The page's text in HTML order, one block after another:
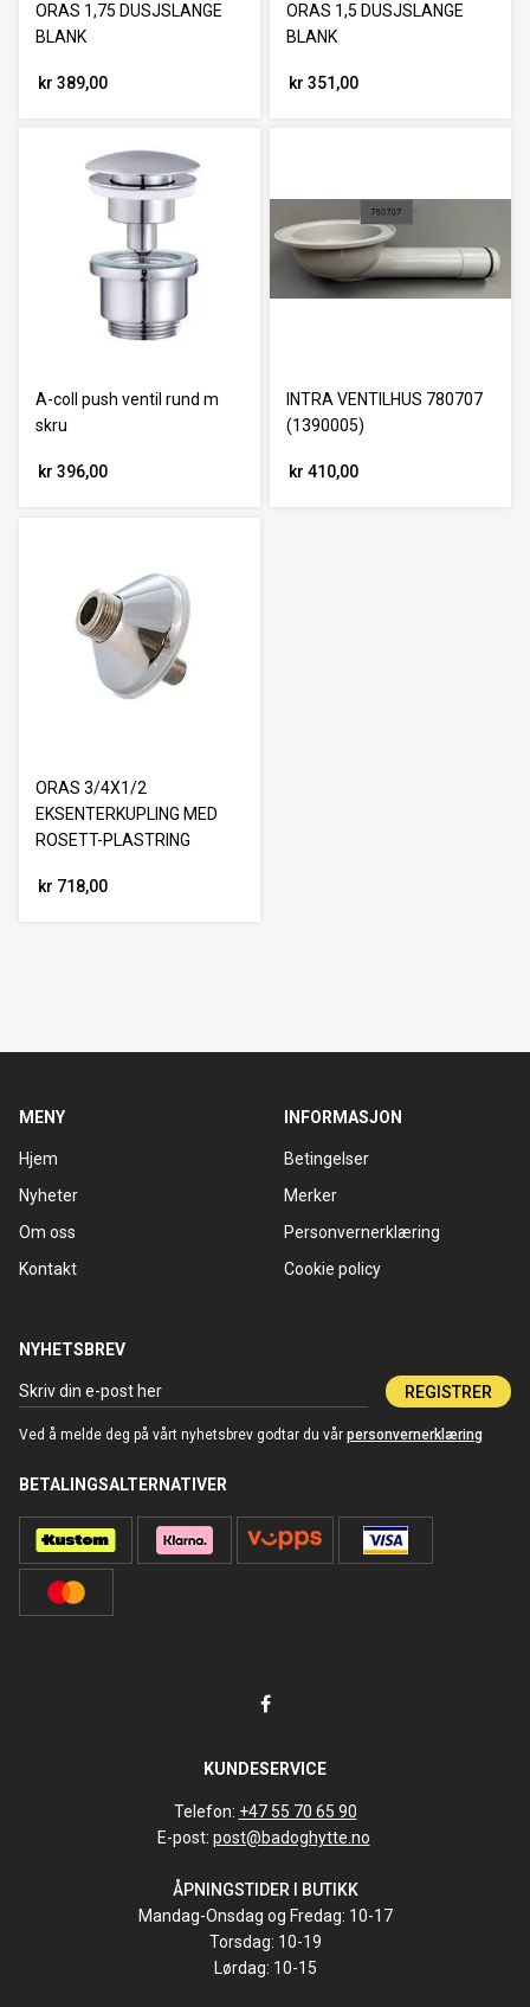
ORAS 1,75 DUSJSLANGE
BLANK
kr 389,00
ORAS 1,5 DUSJSLANGE
BLANK
kr 351,00
A-coll push ventil rund m
skru
kr 396,00
INTRA VENTILHUS 780707
(1390005)
kr 410,00
ORAS 3/4X1/2
EKSENTERKUPLING MED
ROSETT-PLASTRING
kr 718,00
MENY
Hjem
Nyheter
Om oss
Kontakt
INFORMASJON
Betingelser
Merker
Personvernerklæring
Cookie policy
NYHETSBREV
REGISTRER
Ved å melde deg på vårt nyhetsbrev godtar du vår personvernerklæring
BETALINGSALTERNATIVER
KUNDESERVICE
Telefon: +47 55 70 65 90
E-post: post@badoghytte.no
ÅPNINGSTIDER I BUTIKK
Mandag-Onsdag og Fredag: 10-17
Torsdag: 10-19
Lørdag: 10-15